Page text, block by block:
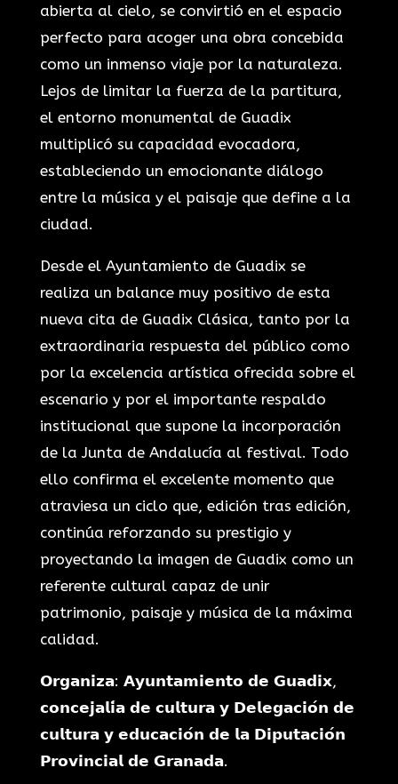
abierta al cielo, se convirtió en el espacio
perfecto para acoger una obra concebida
como un inmenso viaje por la naturaleza.
Lejos de limitar la fuerza de la partitura,
el entorno monumental de Guadix
multiplicó su capacidad evocadora,
estableciendo un emocionante diálogo
entre la música y el paisaje que define a la
ciudad.
Desde el Ayuntamiento de Guadix se
realiza un balance muy positivo de esta
nueva cita de Guadix Clásica, tanto por la
extraordinaria respuesta del público como
por la excelencia artística ofrecida sobre el
escenario y por el importante respaldo
institucional que supone la incorporación
de la Junta de Andalucía al festival. Todo
ello confirma el excelente momento que
atraviesa un ciclo que, edición tras edición,
continúa reforzando su prestigio y
proyectando la imagen de Guadix como un
referente cultural capaz de unir
patrimonio, paisaje y música de la máxima
calidad.
𝗢𝗿𝗴𝗮𝗻𝗶𝘇𝗮: 𝗔𝘆𝘂𝗻𝘁𝗮𝗺𝗶𝗲𝗻𝘁𝗼 𝗱𝗲 𝗚𝘂𝗮𝗱𝗶𝘅,
𝗰𝗼𝗻𝗰𝗲𝗷𝗮𝗹𝗶́𝗮 𝗱𝗲 𝗰𝘂𝗹𝘁𝘂𝗿𝗮 𝘆 𝗗𝗲𝗹𝗲𝗴𝗮𝗰𝗶𝗼́𝗻 𝗱𝗲
𝗰𝘂𝗹𝘁𝘂𝗿𝗮 𝘆 𝗲𝗱𝘂𝗰𝗮𝗰𝗶𝗼́𝗻 𝗱𝗲 𝗹𝗮 𝗗𝗶𝗽𝘂𝘁𝗮𝗰𝗶𝗼́𝗻
𝗣𝗿𝗼𝘃𝗶𝗻𝗰𝗶𝗮𝗹 𝗱𝗲 𝗚𝗿𝗮𝗻𝗮𝗱𝗮.